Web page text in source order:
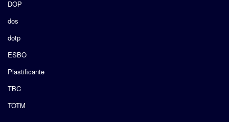
DOP
dos
dotp
ESBO
Plastificante
TBC
TOTM